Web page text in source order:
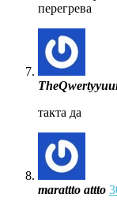
перегрева
такта да
marattto attto